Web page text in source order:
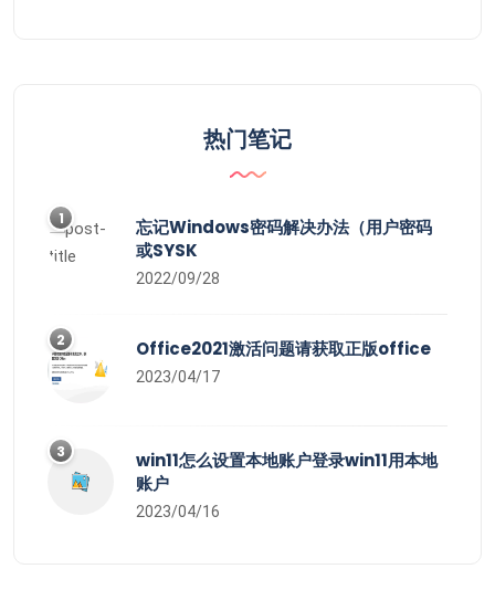
热门笔记
1
忘记Windows密码解决办法（用户密码
或SYSK
2022/09/28
2 Office2021激活问题请获取正版office
2023/04/17
3
win11怎么设置本地账户登录win11用本地
账户
2023/04/16